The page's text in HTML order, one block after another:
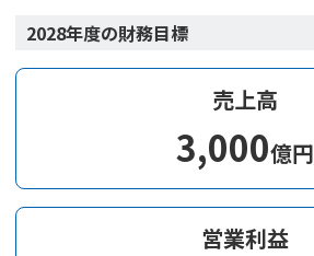
2028年度の財務目標
売上高
3,000億円
営業利益